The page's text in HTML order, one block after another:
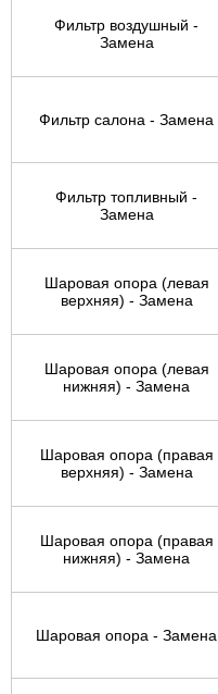
Фильтр воздушный -
Замена
Фильтр салона - Замена
Фильтр топливный -
Замена
Шаровая опора (левая
верхняя) - Замена
Шаровая опора (левая
нижняя) - Замена
Шаровая опора (правая
верхняя) - Замена
Шаровая опора (правая
нижняя) - Замена
Шаровая опора - Замена